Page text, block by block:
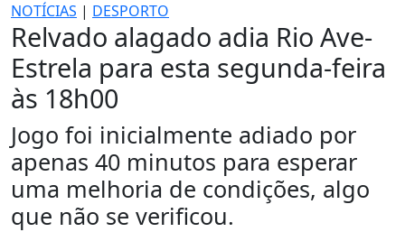
NOTÍCIAS | DESPORTO
Relvado alagado adia Rio Ave-
Estrela para esta segunda-feira
às 18h00
Jogo foi inicialmente adiado por
apenas 40 minutos para esperar
uma melhoria de condições, algo
que não se verificou.